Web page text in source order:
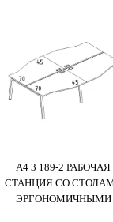
А4 3 189-2 РАБОЧАЯ
СТАНЦИЯ СО
ЭРГОНОМИЧНЫМИ